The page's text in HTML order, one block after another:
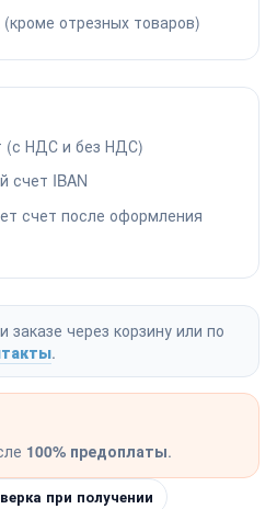
отрезных товаров)
(с НДС и без НДС)
счет IBAN
счет после оформления
через корзину или по
.
100% предоплаты.
при получении